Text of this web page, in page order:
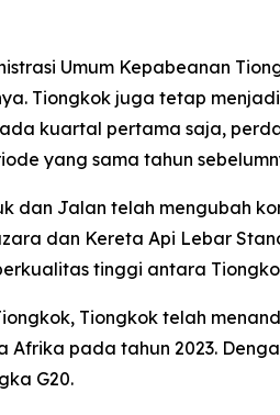
Umum Kepabeanan
Tiongkok juga tetap
kuartal pertama saja,
yang sama tahun
dan Jalan telah mengubah
dan Kereta Api Lebar
tinggi antara
Tiongkok telah
Afrika pada tahun 2023.
G20.